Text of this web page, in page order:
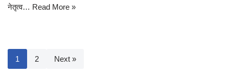
नेतृत्व… Read More »
1 2 Next »